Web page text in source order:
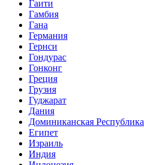
Гаити
Гамбия
Гана
Германия
Гернси
Гондурас
Гонконг
Греция
Грузия
Гуджарат
Дания
Доминиканская Республика
Египет
Израиль
Индия